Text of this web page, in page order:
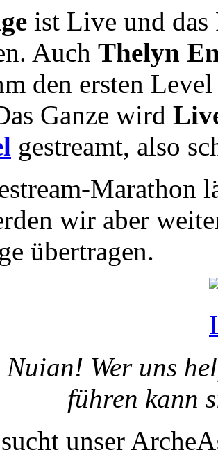
ist Live und das
Auch Thelyn
den ersten
Ganze wird
gestreamt, also
Marathon
wir aber
übertragen.
Wer uns
führen kann
unser